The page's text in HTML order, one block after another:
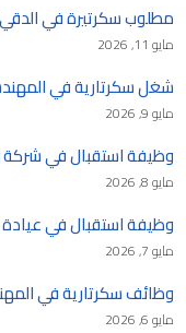
مطلوب سكرتيرة في الدقي لعام
مايو 11, 2026
شغل سكرتارية في المهندسين
مايو 9, 2026
وظيفة استقبال في شركة في
مايو 8, 2026
وظيفة استقبال في عيادة في
مايو 7, 2026
وظائف سكرتارية في
مايو 6, 2026